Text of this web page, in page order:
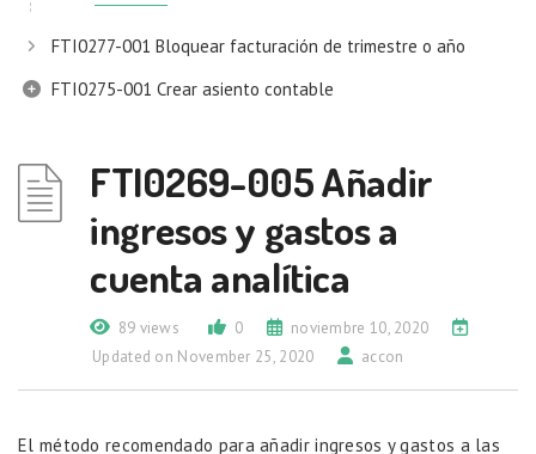
FTI0277-001 Bloquear facturación de trimestre o año
FTI0275-001 Crear asiento contable
FTI0269-005 Añadir
ingresos y gastos a
cuenta analítica
89 views 0
noviembre 10, 2020
Updated on November 25, 2020
accon
El método recomendado para añadir ingresos y gastos a las